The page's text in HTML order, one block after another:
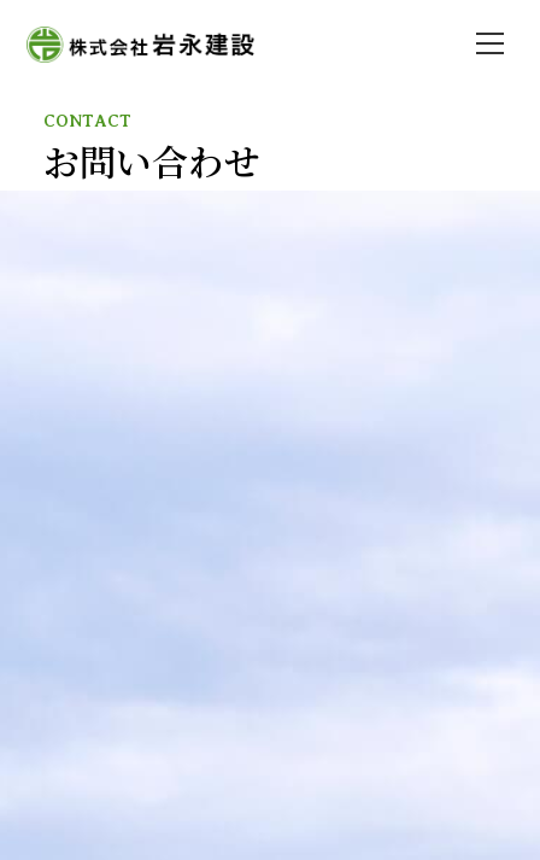
CONTACT
お問い合わせ